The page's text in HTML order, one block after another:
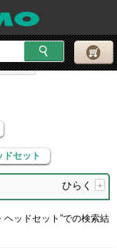
ット
ドセット
ひらく +
ッドセット ”での検索結